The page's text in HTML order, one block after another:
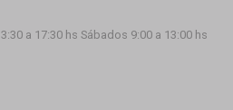
a 17:30 hs Sábados 9:00 a 13:00 hs